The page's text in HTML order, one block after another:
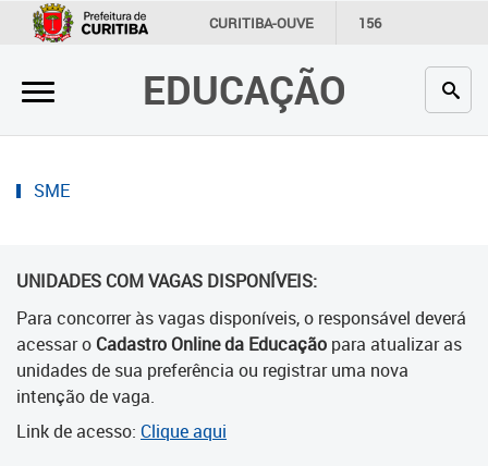
CURITIBA-OUVE 156
INFORMAÇÃO SECRETARIAS
EDUCAÇÃO
×
Inicial
Secretaria
Profissionais da educação
Comunidade
Links
úteis
SME
UNIDADES COM VAGAS DISPONÍVEIS:
Para concorrer às vagas disponíveis, o responsável deverá
acessar o Cadastro Online da Educação para atualizar as
unidades de sua preferência ou registrar uma nova
intenção de vaga.
Link de acesso: Clique aqui